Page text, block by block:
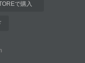
で購入